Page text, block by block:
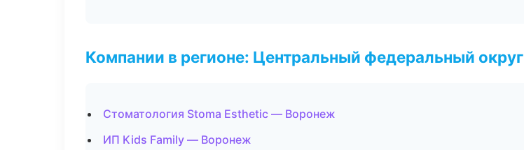
Компании в регионе: Центральный федеральный округ
Стоматология Stoma Esthetic — Воронеж
ИП Kids Family — Воронеж